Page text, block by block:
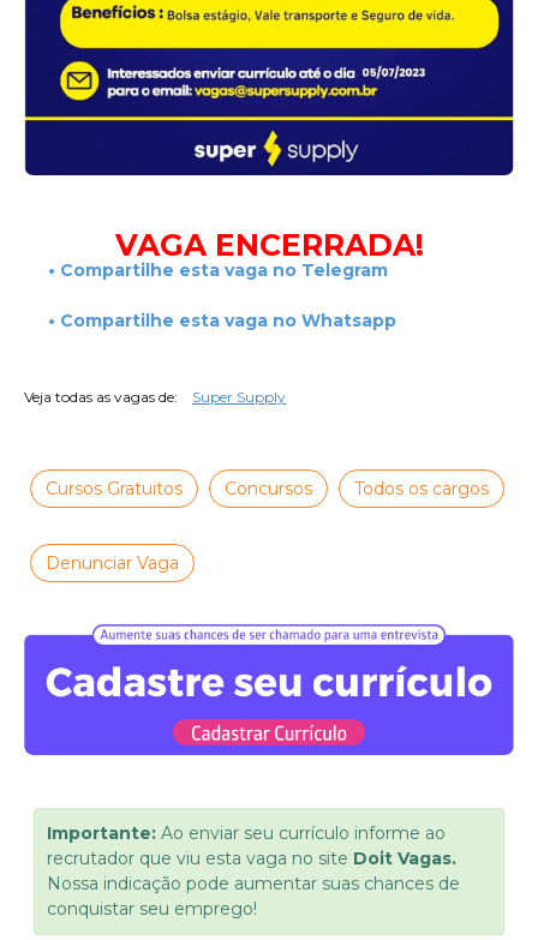
VAGA ENCERRADA!
• Compartilhe esta vaga no Telegram
• Compartilhe esta vaga no Whatsapp
Veja todas as vagas de: Super Supply
Cursos Gratuitos Concursos Todos os cargos
Denunciar Vaga
Importante: Ao enviar seu currículo informe ao
recrutador que viu esta vaga no site Doit Vagas.
Nossa indicação pode aumentar suas chances de
conquistar seu emprego!